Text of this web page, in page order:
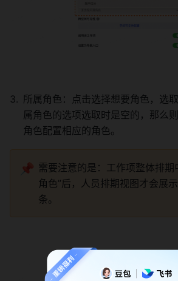
所属角色：点击选择想要角色，选
属角色的选项选取时是空的，那么
角色配置相应的角色。
📌 需要注意的是：工作项整体排期
角色”后，人员排期视图才会展
条。